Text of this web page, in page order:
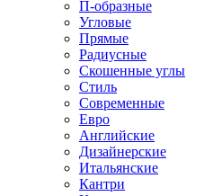
П-образные
Угловые
Прямые
Радиусные
Скошенные углы
Стиль
Современные
Евро
Английские
Дизайнерские
Итальянские
Кантри